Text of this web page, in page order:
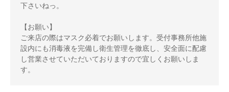
下さいねっ。
【お願い】
ご来店の際はマスク必着でお願いします。受付事務所他施
設内にも消毒液を完備し衛生管理を徹底し、安全面に配慮
し営業させていただいておりますので宜しくお願いしま
す。